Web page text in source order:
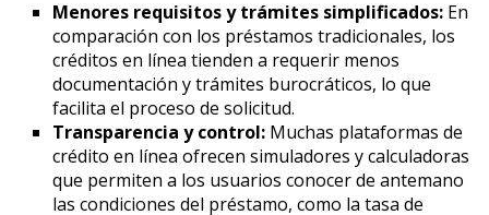
Menores requisitos y trámites simplificados: En
comparación con los préstamos tradicionales, los
créditos en línea tienden a requerir menos
documentación y trámites burocráticos, lo que
facilita el proceso de solicitud.
Transparencia y control: Muchas plataformas de
crédito en línea ofrecen simuladores y calculadoras
que permiten a los usuarios conocer de antemano
las condiciones del préstamo, como la tasa de